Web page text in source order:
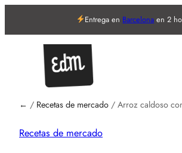
Entrega en Barcelona en 2
← / Recetas de mercado / Arroz caldoso
Recetas de mercado